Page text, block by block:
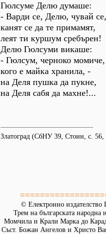
Гюлсуме Делю думаше:
- Варди се, Делю, чувай се,
канят се да те примамят,
леят ти куршум сребърен!
Делю Гюлсуми викаше:
- Гюлсум, черноко момиче,
кого е майка хранила, -
на Деля пушка да пукне,
на Деля сабя да махне!...
Златоград (СбНУ 39, Стоин, с.
© Електронно издателство
Трем на българската народна
Момчила и Крали Марка до
Съст. Божан Ангелов и Христо